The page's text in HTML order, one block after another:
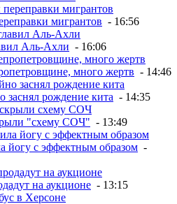
мигрантов - 16:56
Аль-Ахли - 16:06
много жертв - 14:46
заснял рождение кита - 14:35
"схему СОЧ" - 13:49
йогу с эффектным образом -
на аукционе - 13:15